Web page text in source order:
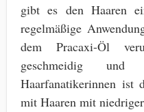
gibt es den Haaren
regelmäßige
dem Pracaxi-Öl
geschmeidig
Haarfanatikerinnen ist
mit Haaren mit